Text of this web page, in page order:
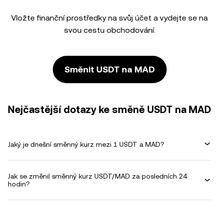
Vložte finanční prostředky na svůj účet a vydejte se na
svou cestu obchodování.
Směnit USDT na MAD
Nejčastější dotazy ke směně USDT na MAD
Jaký je dnešní směnný kurz mezi 1 USDT a MAD?
Jak se změnil směnný kurz USDT/MAD za posledních 24
hodin?